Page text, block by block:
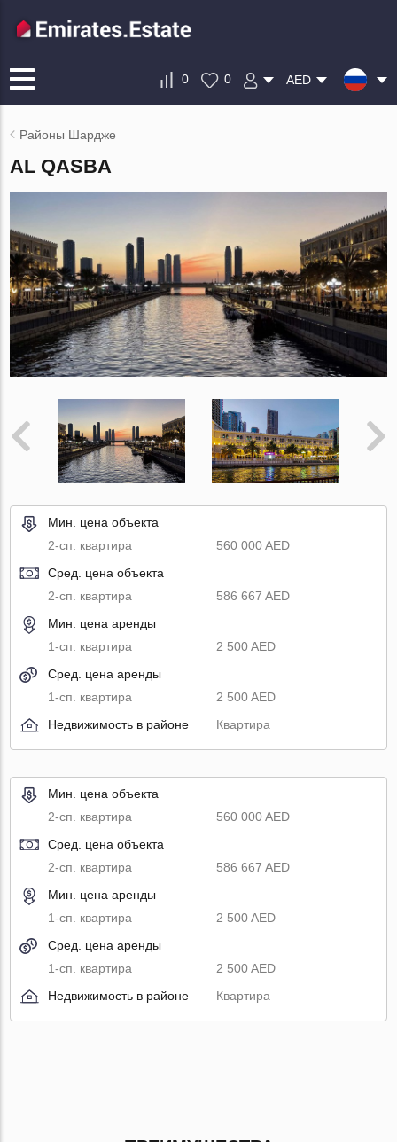
0 0 AED
Районы Шардже
AL QASBA
Мин. цена объекта
2-сп. квартира
560 000 AED
Сред. цена объекта
2-сп. квартира
586 667 AED
Мин. цена аренды
1-сп. квартира
2 500 AED
Сред. цена аренды
1-сп. квартира
2 500 AED
Недвижимость в районе
Квартира
Мин. цена объекта
2-сп. квартира
560 000 AED
Сред. цена объекта
2-сп. квартира
586 667 AED
Мин. цена аренды
1-сп. квартира
2 500 AED
Сред. цена аренды
1-сп. квартира
2 500 AED
Недвижимость в районе
Квартира